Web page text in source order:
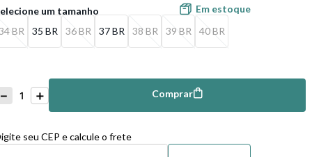
BR 35 BR 36 BR 37 BR 38 BR 39 BR 40 BR
Em estoque
＋
－ Comprar
seu CEP e calcule o frete